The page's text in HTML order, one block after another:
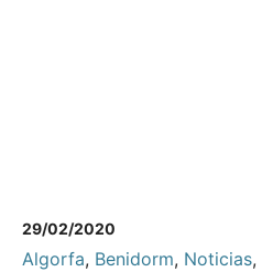
29/02/2020
Algorfa, Benidorm, Noticias,